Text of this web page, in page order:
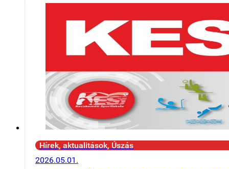
Hírek, aktualitások, Úszás
2026.05.01.